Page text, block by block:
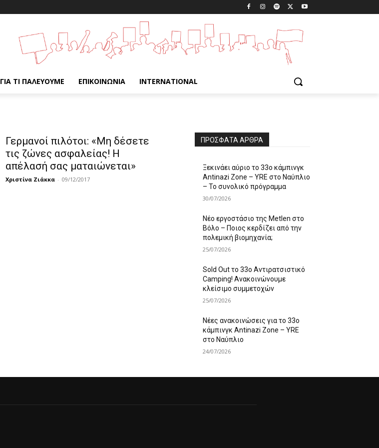
ΓΙΑ ΤΙ ΠΑΛΕΎΟΥΜΕ ΕΠΙΚΟΙΝΩΝΊΑ INTERNATIONAL
Γερμανοί πιλότοι: «Μη δέσετε
τις ζώνες ασφαλείας! Η
απέλασή σας ματαιώνεται»
Χριστίνα Ζιάκκα - 09/12/2017
ΠΡΌΣΦΑΤΑ ΆΡΘΡΑ
Ξεκινάει αύριο το 33ο κάμπινγκ
Antinazi Zone – YRE στο Ναύπλιο
– Το συνολικό πρόγραμμα
30/07/2026
Νέο εργοστάσιο της Metlen στο
Βόλο – Ποιος κερδίζει από την
πολεμική βιομηχανία;
25/07/2026
Sold Out το 33ο Αντιρατσιστικό
Camping! Ανακοινώνουμε
κλείσιμο συμμετοχών
25/07/2026
Νέες ανακοινώσεις για το 33ο
κάμπινγκ Antinazi Zone – YRE
στο Ναύπλιο
24/07/2026